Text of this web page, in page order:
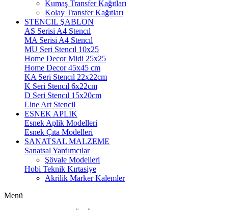
Kumaş Transfer Kağıtları
Kolay Transfer Kağıtları
STENCIL ŞABLON
AS Serisi A4 Stencıl
MA Serisi A4 Stencıl
MU Seri Stencıl 10x25
Home Decor Midi 25x25
Home Decor 45x45 cm
KA Seri Stencıl 22x22cm
K Seri Stencıl 6x22cm
D Seri Stencıl 15x20cm
Line Art Stencil
ESNEK APLİK
Esnek Aplik Modelleri
Esnek Çıta Modelleri
SANATSAL MALZEME
Sanatsal Yardımcılar
Şövale Modelleri
Hobi Teknik Kırtasiye
Akrilik Marker Kalemler
Menü